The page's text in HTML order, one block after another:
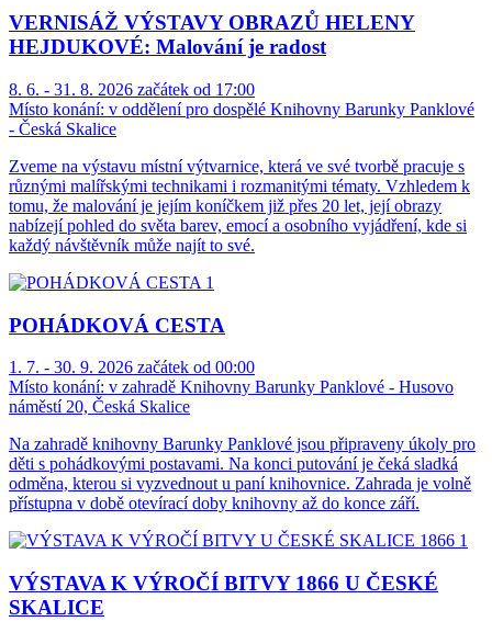
VERNISÁŽ VÝSTAVY OBRAZŮ HELENY
HEJDUKOVÉ: Malování je radost
8. 6. - 31. 8. 2026 začátek od 17:00
Místo konání: v oddělení pro dospělé Knihovny Barunky Panklové
- Česká Skalice
Zveme na výstavu místní výtvarnice, která ve své tvorbě pracuje s
různými malířskými technikami i rozmanitými tématy. Vzhledem k
tomu, že malování je jejím koníčkem již přes 20 let, její obrazy
nabízejí pohled do světa barev, emocí a osobního vyjádření, kde si
každý návštěvník může najít to své.
POHÁDKOVÁ CESTA
1. 7. - 30. 9. 2026 začátek od 00:00
Místo konání: v zahradě Knihovny Barunky Panklové - Husovo
náměstí 20, Česká Skalice
Na zahradě knihovny Barunky Panklové jsou připraveny úkoly pro
děti s pohádkovými postavami. Na konci putování je čeká sladká
odměna, kterou si vyzvednout u paní knihovnice. Zahrada je volně
přístupna v době otevírací doby knihovny až do konce září.
VÝSTAVA K VÝROČÍ BITVY 1866 U ČESKÉ
SKALICE